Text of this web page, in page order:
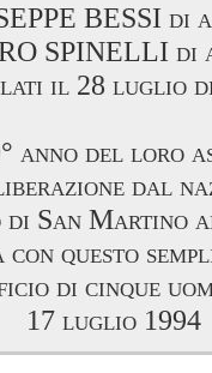
BESSI di
SPINELLI di
il 28 luglio
anno del loro
dal
di San Martino
questo
di cinque
17 luglio 1994